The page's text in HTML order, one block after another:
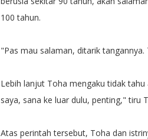
100 tahun.
"Pas mau salaman, ditarik
Lebih lanjut Toha mengaku tidak
saya, sana ke luar dulu, penting," tiru
Atas perintah tersebut, Toha dan